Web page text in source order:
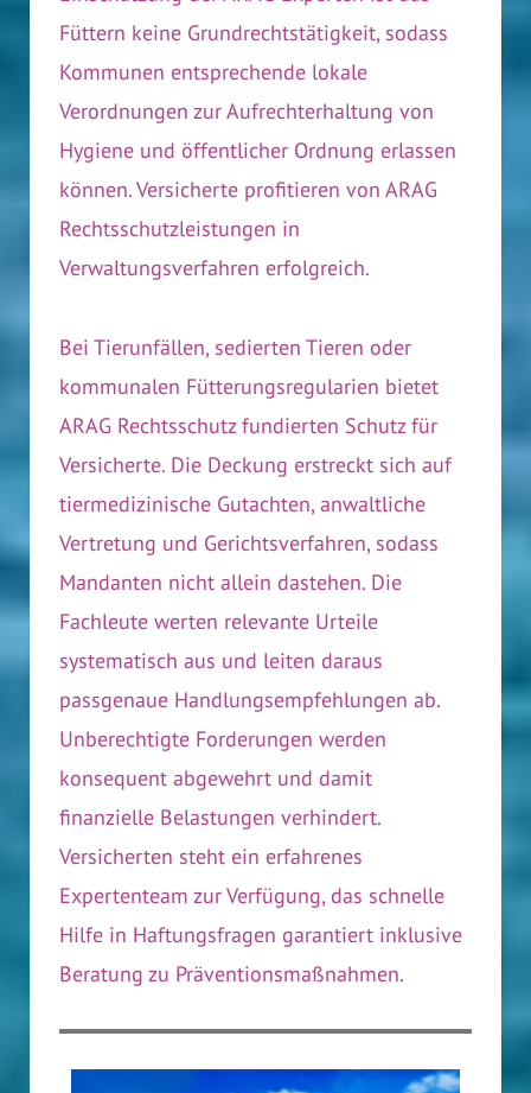
Füttern keine Grundrechtstätigkeit, sodass
Kommunen entsprechende lokale
Verordnungen zur Aufrechterhaltung von
Hygiene und öffentlicher Ordnung erlassen
können. Versicherte profitieren von ARAG
Rechtsschutzleistungen in
Verwaltungsverfahren erfolgreich.
Bei Tierunfällen, sedierten Tieren oder
kommunalen Fütterungsregularien bietet
ARAG Rechtsschutz fundierten Schutz für
Versicherte. Die Deckung erstreckt sich auf
tiermedizinische Gutachten, anwaltliche
Vertretung und Gerichtsverfahren, sodass
Mandanten nicht allein dastehen. Die
Fachleute werten relevante Urteile
systematisch aus und leiten daraus
passgenaue Handlungsempfehlungen ab.
Unberechtigte Forderungen werden
konsequent abgewehrt und damit
finanzielle Belastungen verhindert.
Versicherten steht ein erfahrenes
Expertenteam zur Verfügung, das schnelle
Hilfe in Haftungsfragen garantiert inklusive
Beratung zu Präventionsmaßnahmen.